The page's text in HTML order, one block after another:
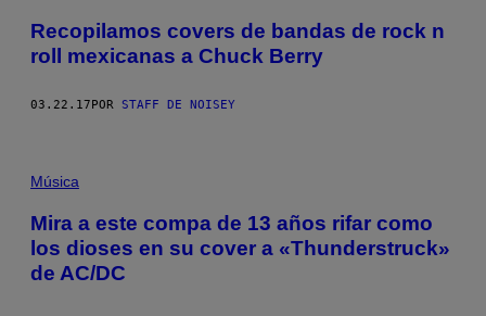
Recopilamos covers de bandas de rock n
roll mexicanas a Chuck Berry
03.22.17 POR STAFF DE NOISEY
Música
Mira a este compa de 13 años rifar como
los dioses en su cover a «Thunderstruck»
de AC/DC